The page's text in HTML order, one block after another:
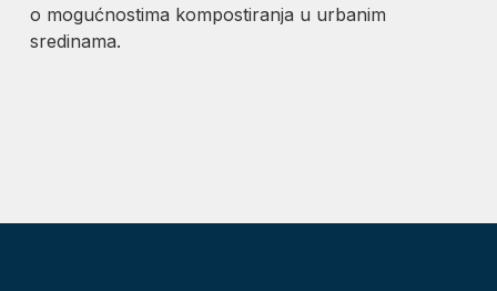
o mogućnostima kompostiranja u urbanim
sredinama.